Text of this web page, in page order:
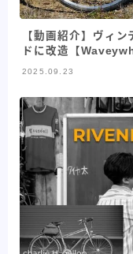
【動画紹介】ヴィ
ドに改造【
2025.09.23